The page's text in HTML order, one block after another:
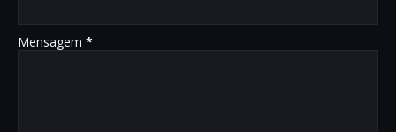
Mensagem *